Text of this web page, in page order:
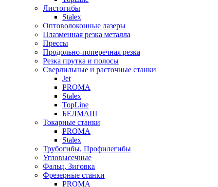
Листогибы
Stalex
Оптоволоконные лазеры
Плазменная резка металла
Прессы
Продольно-поперечная резка
Резка прутка и полосы
Сверлильные и расточные станки
Jet
PROMA
Stalex
TopLine
БЕЛМАШ
Токарные станки
PROMA
Stalex
Трубогибы, Профилегибы
Угловысечные
Фальц, Зиговка
Фрезерные станки
PROMA